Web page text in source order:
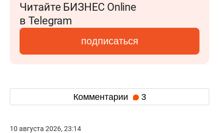
Читайте БИЗНЕС Online
в Telegram
подписаться
Комментарии 3
10 августа 2026, 23:14